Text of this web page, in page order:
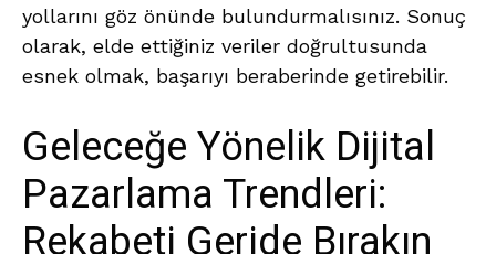
yollarını göz önünde bulundurmalısınız. Sonuç
olarak, elde ettiğiniz veriler doğrultusunda
esnek olmak, başarıyı beraberinde getirebilir.
Geleceğe Yönelik Dijital
Pazarlama Trendleri: